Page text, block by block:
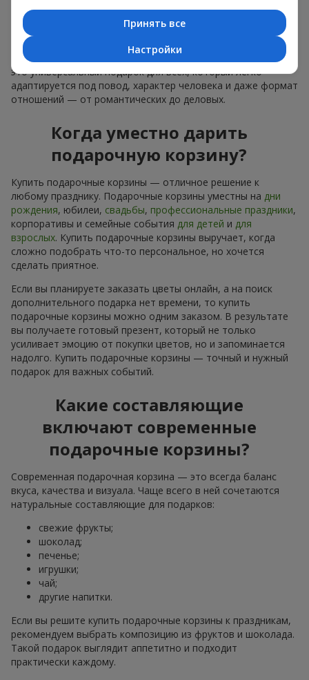
чтобы всё это оказалось в ваших руках.
Купить подарочные корзины — это не просто приобрести
банальную вещь. Сегодня купить подарочные корзины —
это универсальный подарок для всех, который легко
адаптируется под повод, характер человека и даже формат
отношений — от романтических до деловых.
Когда уместно дарить
подарочную корзину?
Купить подарочные корзины — отличное решение к
любому празднику. Подарочные корзины уместны на дни
рождения, юбилеи, свадьбы, профессиональные праздники,
корпоративы и семейные события для детей и для
взрослых. Купить подарочные корзины выручает, когда
сложно подобрать что-то персональное, но хочется
сделать приятное.
Если вы планируете заказать цветы онлайн, а на поиск
дополнительного подарка нет времени, то купить
подарочные корзины можно одним заказом. В результате
вы получаете готовый презент, который не только
усиливает эмоцию от покупки цветов, но и запоминается
надолго. Купить подарочные корзины — точный и нужный
подарок для важных событий.
Какие составляющие
включают современные
подарочные корзины?
Современная подарочная корзина — это всегда баланс
вкуса, качества и визуала. Чаще всего в ней сочетаются
натуральные составляющие для подарков:
свежие фрукты;
шоколад;
печенье;
игрушки;
чай;
другие напитки.
Если вы решите купить подарочные корзины к праздникам,
рекомендуем выбрать композицию из фруктов и шоколада.
Такой подарок выглядит аппетитно и подходит
практически каждому.
Принять все
Настройки